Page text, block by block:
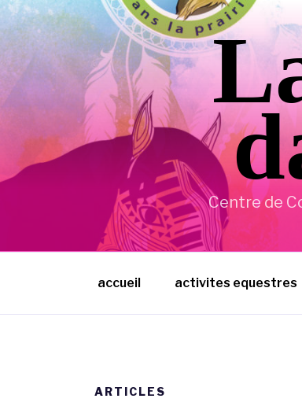
Aller
au
contenu
principal
Centre de
accueil activites equestres
ARTICLES